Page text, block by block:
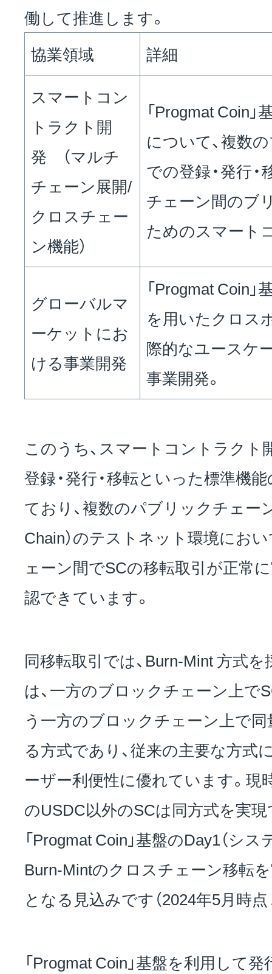
働して推進します。
協業領域
詳細
スマートコン
トラクト開
発 （マルチ
チェーン展開/
クロスチェー
ン機能）
「Progmat Coin
について、複数
での登録・発行
チェーン間のブ
ためのスマート
グローバルマ
ーケットにお
ける事業開発
「Progmat Coin
を用いたクロス
際的なユースケ
事業開発。
このうち、スマートコントラクト
登録・発行・移転といった標準機
ており、複数のパブリックチェー
Chain）のテストネット環境にお
ェーン間でSCの移転取引が正常
認できています。
同移転取引では、Burn-Mint 方式
は、一方のブロックチェーン上で
う一方のブロックチェーン上で同
る方式であり、従来の主要な方式
ーザー利便性に優れています。現
のUSDC以外のSCは同方式を実現
「Progmat Coin」基盤のDay1（シ
Burn-Mintのクロスチェーン移転
となる見込みです（2024年5月時点
「Progmat Coin」基盤を利用して